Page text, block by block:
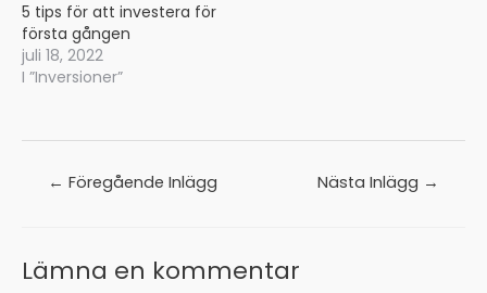
5 tips för att investera för
första gången
juli 18, 2022
I ”Inversioner”
Inläggsnavigering
← Föregående Inlägg Nästa Inlägg →
Lämna en kommentar